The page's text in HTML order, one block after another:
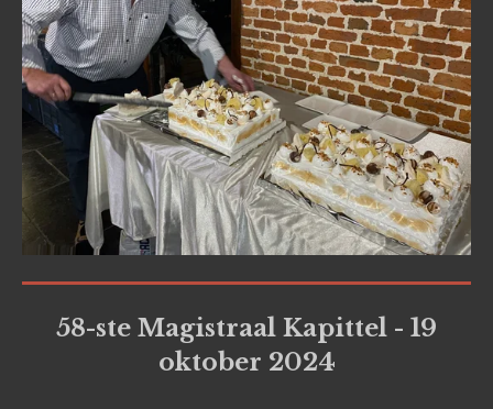
58-ste Magistraal Kapittel - 19
oktober 2024